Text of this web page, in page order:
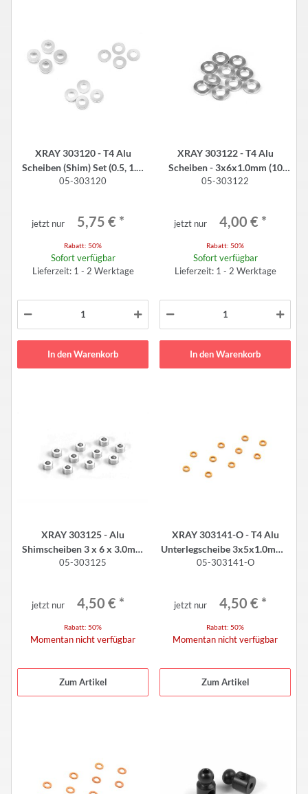
XRAY 303120 - T4 Alu
Scheiben (Shim) Set (0.5, 1.5,
2.5mm)
05-303120
jetzt nur 5,75 € *
Rabatt: 50%
Sofort verfügbar
Lieferzeit: 1 - 2 Werktage
In den Warenkorb
XRAY 303122 - T4 Alu
Scheiben - 3x6x1.0mm (10
Stück)
05-303122
jetzt nur 4,00 € *
Rabatt: 50%
Sofort verfügbar
Lieferzeit: 1 - 2 Werktage
In den Warenkorb
XRAY 303125 - Alu
Shimscheiben 3 x 6 x 3.0mm
(10 Stück)
05-303125
jetzt nur 4,50 € *
Rabatt: 50%
Momentan nicht verfügbar
Zum Artikel
XRAY 303141-O - T4 Alu
Unterlegscheibe 3x5x1.0mm -
ORANGE (10 Stück)
05-303141-O
jetzt nur 4,50 € *
Rabatt: 50%
Momentan nicht verfügbar
Zum Artikel